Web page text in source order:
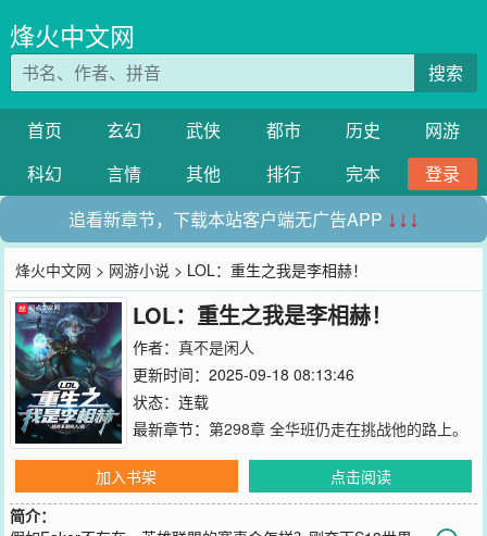
烽火中文网
搜索
首页 玄幻 武侠 都市 历史
网游
科幻
言情 其他 排行 完本
登录
追看新章节，下载本站客户端无广告APP ↓↓↓
烽火中文网 > 网游小说 > LOL：重生之我是李相赫！
LOL：重生之我是李相赫！
作者： 真不是闲人
更新时间：2025-09-18 08:13:46
状态：连载
最新章节： 第298章 全华班仍走在挑战他的路上。
加入书架
点击阅读
简介：